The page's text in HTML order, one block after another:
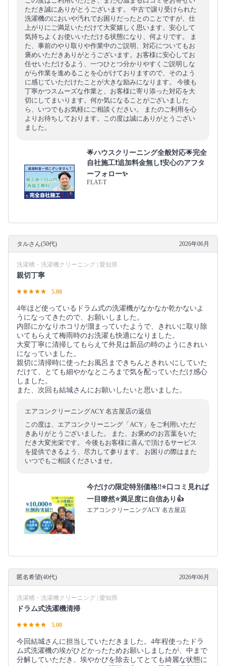
ただき誠にありがとうございます。 中古で譲り受けられた
洗濯機のにおいや汚れでお困りだったとのことですが、仕
上がりにご満足いただけて大変嬉しく思います。安心して
気持ちよくお使いいただける状態になり、何よりです。 ま
た、事前のやり取りや作業中のご説明、対応についてもお
褒めいただきありがとうございます。お客様に安心してお
任せいただけるよう、一つひとつ分かりやすくご説明しな
がら作業を進めることを心がけておりますので、そのよう
に感じていただけたことが大きな励みになります。 今後も
丁寧かつスムーズな作業と、お客様に寄り添った対応を大
切にしてまいります。何か気になることがございました
ら、いつでもお気軽にご相談ください。 またのご利用を心
よりお待ちしております。この度は誠にありがとうござい
ました。
🌟ハウスクリーニング全般対応🌟完全
自社施工❗️追加料金無し❗️安心のアフタ
ーフォロー✨
FLAT-T
タルさん(50代) 2026年06月
洗濯槽・洗濯機クリーニング | 愛知県
親切丁寧
5.00
4年ほど使っているドラム式の洗濯機がなかなか乾かないよ
うになってきたので、お願いしました。
内部にかなりホコリが溜まっていたようで、きれいに取り除
いてもらえて梅雨時のお洗濯も快適になりました。
大変丁寧に清掃してもらえて外見は新品の時のようにきれい
になっていました。
親切に清掃時に使ったお風呂まできちんときれいにしていた
だけて、とても細やかなところまで気を配っていただけ感心
しました。
また、次回も結城さんにお願いしたいと思いました。
エアコンクリーニングACY 名古屋店の返信
この度は、エアコンクリーニング「ACY」をご利用いただ
きありがとうございました。 また、お褒めのお言葉をいた
だき大変光栄です。 今後もお客様に喜んで頂けるサービス
を提供できるよう、尽力して参ります。 お困りの際はまた
いつでもご相談くださいませ。
今だけの限定特別価格‼️⭐口コミ見れば
一目瞭然⭐満足度に自信あり👍
エアコンクリーニングACY 名古屋店
匿名希望(40代) 2026年06月
洗濯槽・洗濯機クリーニング | 愛知県
ドラム式洗濯機清掃
5.00
今回結城さんに担当していただきました。4年程使ったドラ
ム式洗濯機の埃がひどかったためお願いしましたが、中まで
分解していただき、埃やかびを除去してとても綺麗な状態に